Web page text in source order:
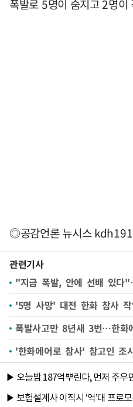
폭발로 5명이 숨지고 2명이
◎공감언론 뉴시스
관련기사
'5명 사망' 대전 한화 참사